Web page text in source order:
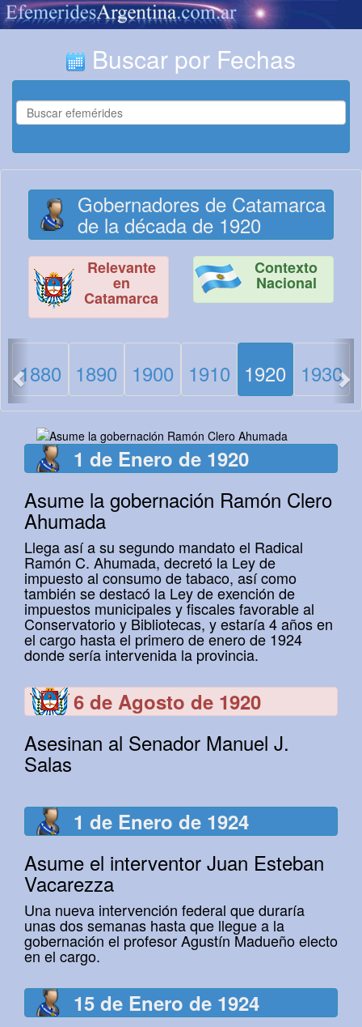
Buscar por Fechas
Gobernadores de Catamarca
de la década de 1920
Relevante
en
Catamarca
Contexto
Nacional
1880 1890 1900 1910 1920 1930
< >
1 de Enero de 1920
Asume la gobernación Ramón Clero
Ahumada
Llega así a su segundo mandato el Radical
Ramón C. Ahumada, decretó la Ley de
impuesto al consumo de tabaco, así como
también se destacó la Ley de exención de
impuestos municipales y fiscales favorable al
Conservatorio y Bibliotecas, y estaría 4 años en
el cargo hasta el primero de enero de 1924
donde sería intervenida la provincia.
6 de Agosto de 1920
Asesinan al Senador Manuel J.
Salas
1 de Enero de 1924
Asume el interventor Juan Esteban
Vacarezza
Una nueva intervención federal que duraría
unas dos semanas hasta que llegue a la
gobernación el profesor Agustín Madueño electo
en el cargo.
15 de Enero de 1924